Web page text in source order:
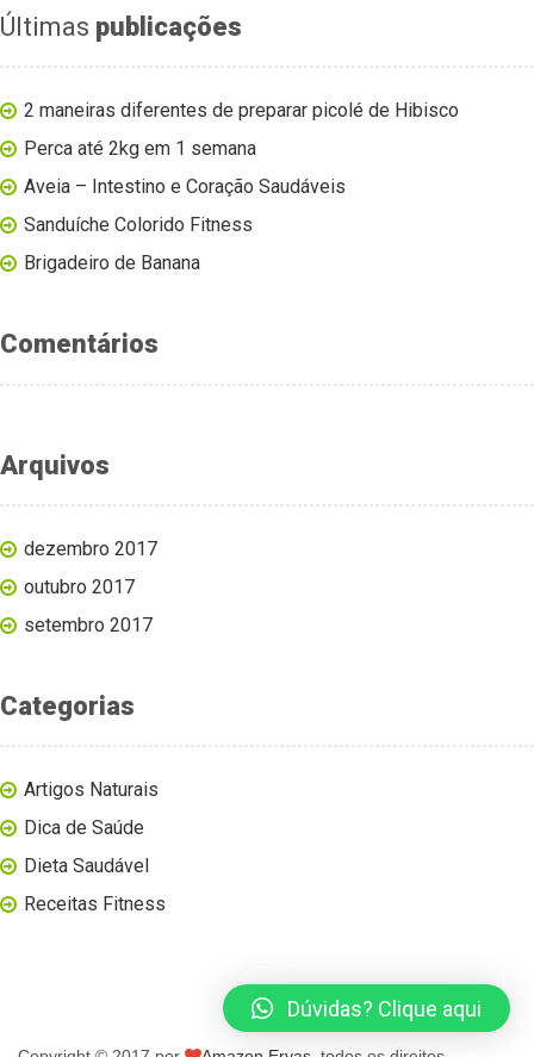
Últimas publicações
2 maneiras diferentes de preparar picolé de Hibisco
Perca até 2kg em 1 semana
Aveia – Intestino e Coração Saudáveis
Sanduíche Colorido Fitness
Brigadeiro de Banana
Comentários
Arquivos
dezembro 2017
outubro 2017
setembro 2017
Categorias
Artigos Naturais
Dica de Saúde
Dieta Saudável
Receitas Fitness
Dúvidas? Clique aqui